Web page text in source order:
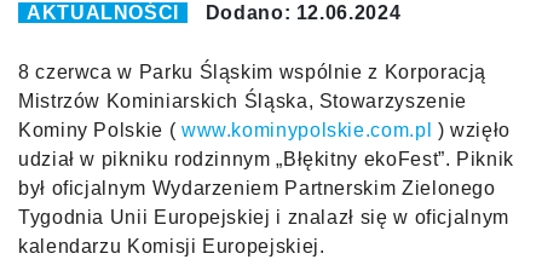
AKTUALNOŚCI Dodano: 12.06.2024
8 czerwca w Parku Śląskim wspólnie z Korporacją
Mistrzów Kominiarskich Śląska, Stowarzyszenie
Kominy Polskie ( www.kominypolskie.com.pl ) wzięło
udział w pikniku rodzinnym „Błękitny ekoFest”. Piknik
był oficjalnym Wydarzeniem Partnerskim Zielonego
Tygodnia Unii Europejskiej i znalazł się w oficjalnym
kalendarzu Komisji Europejskiej.